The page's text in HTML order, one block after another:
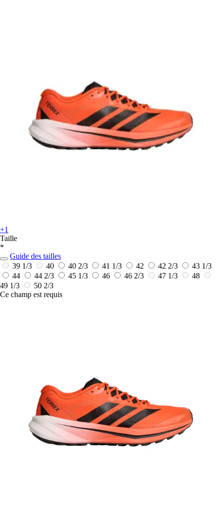
+1
Taille
*
Guide des tailles
39 1/3
40 40 2/3 41 1/3 42 42 2/3
43 1/3
44
44 2/3 45 1/3 46 46 2/3 47 1/3
48
49 1/3
50 2/3
Ce champ est requis